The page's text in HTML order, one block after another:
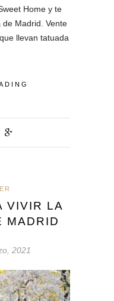
Home y te
Madrid. Vente
llevan tatuada
VIVIR LA
MADRID
2021